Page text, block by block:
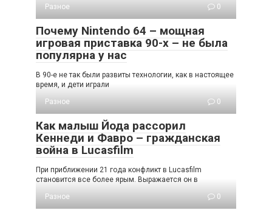
Разное
0
Почему Nintendo 64 – мощная
игровая приставка 90-х – не была
популярна у нас
В 90-е не так были развиты технологии, как в настоящее
время, и дети играли
Разное
0
Как малыш Йода рассорил
Кеннеди и Фавро – гражданская
война в Lucasfilm
При приближении 21 года конфликт в Lucasfilm
становится все более ярым. Выражается он в
Разное
0